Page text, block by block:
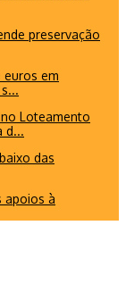
preservação
euros em
Loteamento
d...
das
apoios à